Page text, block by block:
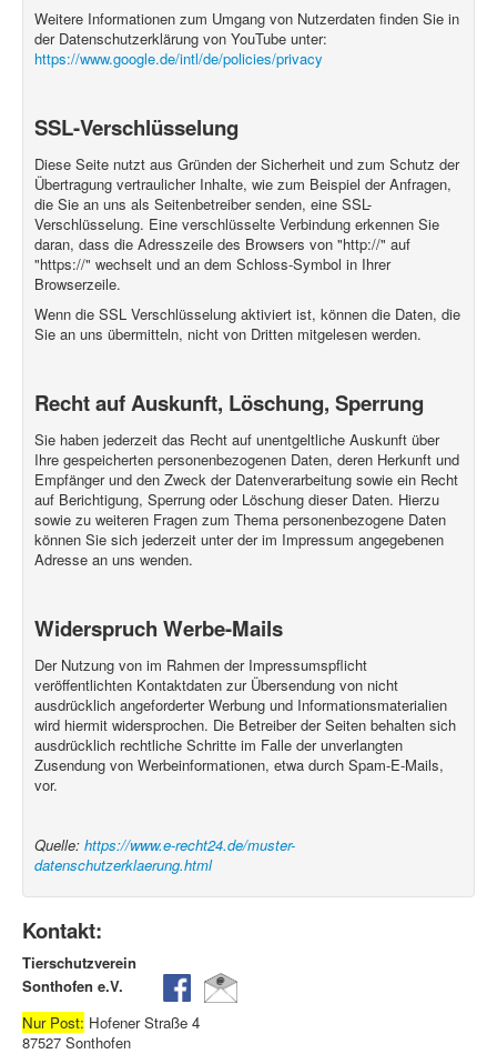
Weitere Informationen zum Umgang von Nutzerdaten finden Sie in
der Datenschutzerklärung von YouTube unter:
https://www.google.de/intl/de/policies/privacy
SSL-Verschlüsselung
Diese Seite nutzt aus Gründen der Sicherheit und zum Schutz der
Übertragung vertraulicher Inhalte, wie zum Beispiel der Anfragen,
die Sie an uns als Seitenbetreiber senden, eine SSL-
Verschlüsselung. Eine verschlüsselte Verbindung erkennen Sie
daran, dass die Adresszeile des Browsers von "http://" auf
"https://" wechselt und an dem Schloss-Symbol in Ihrer
Browserzeile.
Wenn die SSL Verschlüsselung aktiviert ist, können die Daten, die
Sie an uns übermitteln, nicht von Dritten mitgelesen werden.
Recht auf Auskunft, Löschung, Sperrung
Sie haben jederzeit das Recht auf unentgeltliche Auskunft über
Ihre gespeicherten personenbezogenen Daten, deren Herkunft und
Empfänger und den Zweck der Datenverarbeitung sowie ein Recht
auf Berichtigung, Sperrung oder Löschung dieser Daten. Hierzu
sowie zu weiteren Fragen zum Thema personenbezogene Daten
können Sie sich jederzeit unter der im Impressum angegebenen
Adresse an uns wenden.
Widerspruch Werbe-Mails
Der Nutzung von im Rahmen der Impressumspflicht
veröffentlichten Kontaktdaten zur Übersendung von nicht
ausdrücklich angeforderter Werbung und Informationsmaterialien
wird hiermit widersprochen. Die Betreiber der Seiten behalten sich
ausdrücklich rechtliche Schritte im Falle der unverlangten
Zusendung von Werbeinformationen, etwa durch Spam-E-Mails,
vor.
Quelle: https://www.e-recht24.de/muster-
datenschutzerklaerung.html
Kontakt:
Tierschutzverein
Sonthofen e.V.
Nur Post: Hofener Straße 4
87527 Sonthofen